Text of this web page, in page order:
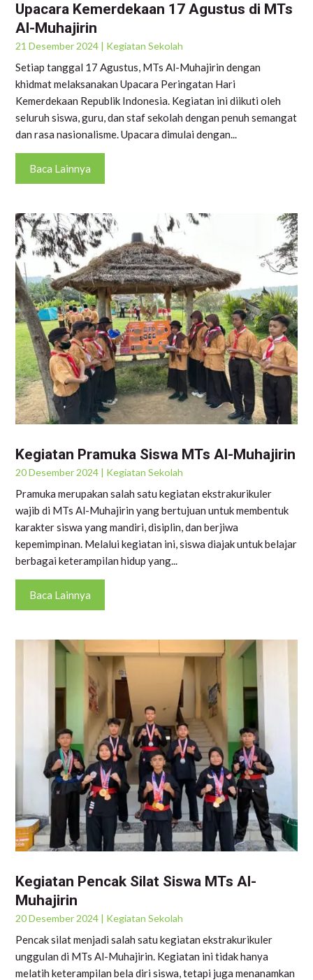
Upacara Kemerdekaan 17 Agustus di MTs
Al-Muhajirin
21 Desember 2024 | Kegiatan Sekolah
Setiap tanggal 17 Agustus, MTs Al-Muhajirin dengan
khidmat melaksanakan Upacara Peringatan Hari
Kemerdekaan Republik Indonesia. Kegiatan ini diikuti oleh
seluruh siswa, guru, dan staf sekolah dengan penuh semangat
dan rasa nasionalisme. Upacara dimulai dengan...
Baca Lainnya
Kegiatan Pramuka Siswa MTs Al-Muhajirin
20 Desember 2024 | Kegiatan Sekolah
Pramuka merupakan salah satu kegiatan ekstrakurikuler
wajib di MTs Al-Muhajirin yang bertujuan untuk membentuk
karakter siswa yang mandiri, disiplin, dan berjiwa
kepemimpinan. Melalui kegiatan ini, siswa diajak untuk belajar
berbagai keterampilan hidup yang...
Baca Lainnya
Kegiatan Pencak Silat Siswa MTs Al-
Muhajirin
20 Desember 2024 | Kegiatan Sekolah
Pencak silat menjadi salah satu kegiatan ekstrakurikuler
unggulan di MTs Al-Muhajirin. Kegiatan ini tidak hanya
melatih keterampilan bela diri siswa, tetapi juga menanamkan